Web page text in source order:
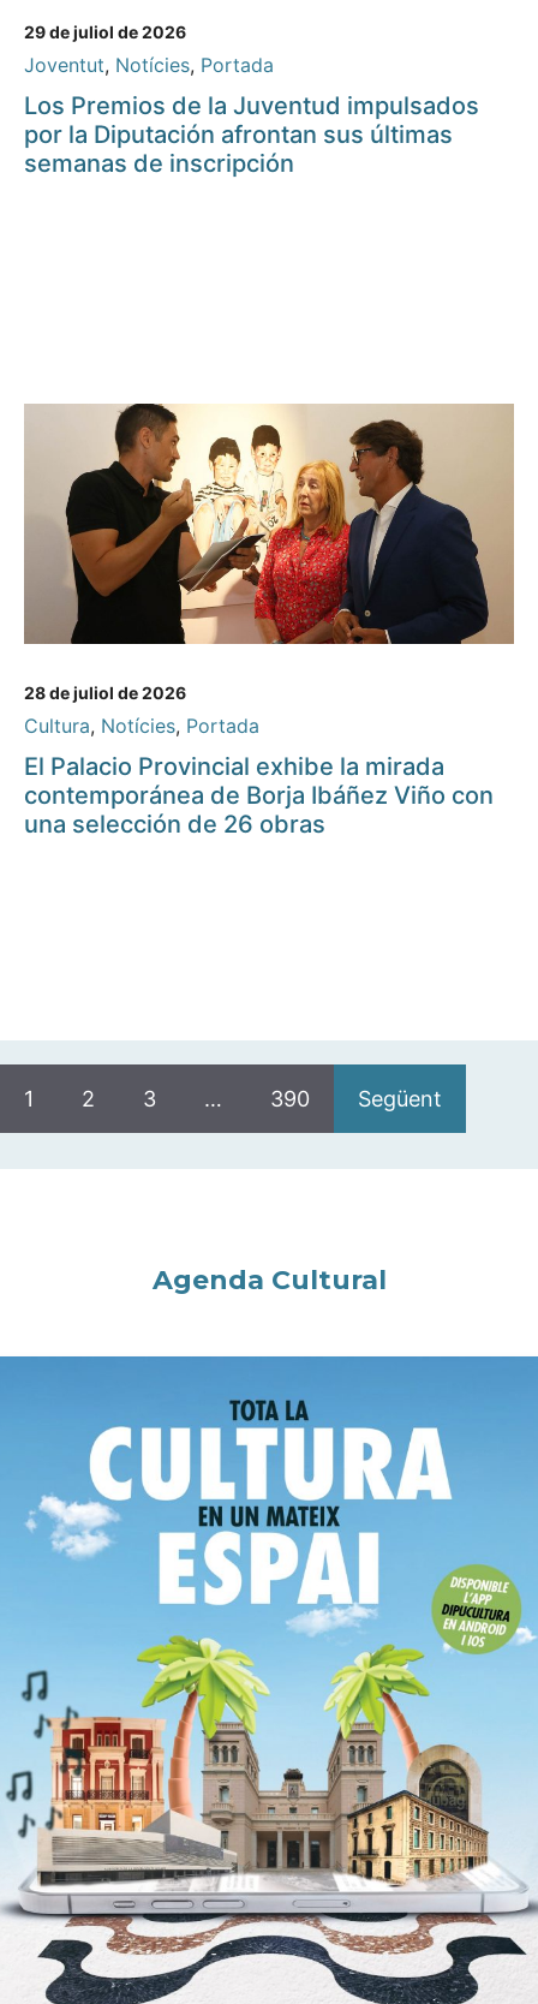
29 de juliol de 2026
Joventut, Notícies, Portada
Los Premios de la Juventud impulsados
por la Diputación afrontan sus últimas
semanas de inscripción
28 de juliol de 2026
Cultura, Notícies, Portada
El Palacio Provincial exhibe la mirada
contemporánea de Borja Ibáñez Viño con
una selección de 26 obras
1 2 3 … 390 Següent
Agenda Cultural